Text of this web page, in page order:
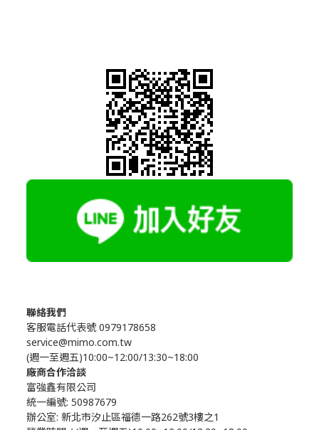
聯絡我們
客服電話代表號 0979178658
service@mimo.com.tw
(週一至週五)10:00~12:00/13:30~18:00
廠商合作洽談
富強鑫有限公司
統一編號: 50987679
辦公室: 新北市汐止區福德一路262號3樓之1